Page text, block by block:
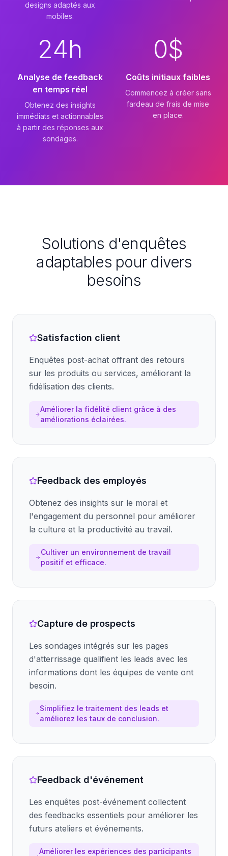
designs adaptés aux
mobiles.
24h
Analyse de feedback
en temps réel
Obtenez des insights
immédiats et actionnables
à partir des réponses aux
sondages.
0$
Coûts initiaux faibles
Commencez à créer sans
fardeau de frais de mise
en place.
Solutions d'enquêtes
adaptables pour divers
besoins
Satisfaction client
Enquêtes post-achat offrant des retours
sur les produits ou services, améliorant la
fidélisation des clients.
Améliorer la fidélité client grâce à des
améliorations éclairées.
Feedback des employés
Obtenez des insights sur le moral et
l'engagement du personnel pour améliorer
la culture et la productivité au travail.
Cultiver un environnement de travail
positif et efficace.
Capture de prospects
Les sondages intégrés sur les pages
d'atterrissage qualifient les leads avec les
informations dont les équipes de vente ont
besoin.
Simplifiez le traitement des leads et
améliorez les taux de conclusion.
Feedback d'événement
Les enquêtes post-événement collectent
des feedbacks essentiels pour améliorer les
futurs ateliers et événements.
Améliorer les expériences des participants